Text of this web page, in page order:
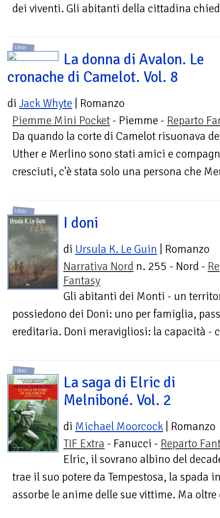
dei viventi. Gli abitanti della cittadina
LIBRI
La donna di Avalon. Le
cronache di Camelot. Vol. 8
di Jack Whyte | Romanzo
Piemme Mini Pocket - Piemme - Reparto
Da quando la corte di Camelot risuonava
Uther e Merlino sono stati amici e
cresciuti, c'è stata solo una persona che
LIBRI
I doni
di Ursula K. Le Guin | Romanzo
Narrativa Nord n. 255 - Nord -
Fantasy
Gli abitanti dei Monti - un
possiedono dei Doni: uno per famiglia,
ereditaria. Doni meravigliosi: la capacità -
LIBRI
La saga di Elric di
Melniboné. Vol. 2
di Michael Moorcock | Romanzo
TIF Extra - Fanucci - Reparto
Elric, il sovrano albino del
trae il suo potere da Tempestosa, la spada
assorbe le anime delle sue vittime. Ma oltre